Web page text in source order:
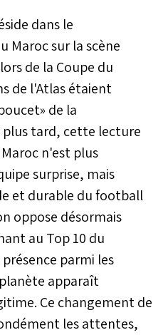
dans le
Maroc sur la scène
de la Coupe du
de l'Atlas étaient
de la
tard, cette lecture
n'est plus
surprise, mais
et durable du football
oppose désormais
au Top 10 du
parmi les
apparaît
Ce changement de
les attentes,